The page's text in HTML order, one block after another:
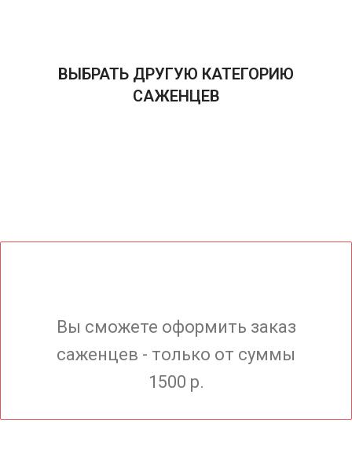
ВЫБРАТЬ ДРУГУЮ КАТЕГОРИЮ
САЖЕНЦЕВ
Вы сможете оформить заказ
саженцев - только от суммы
1500 р.